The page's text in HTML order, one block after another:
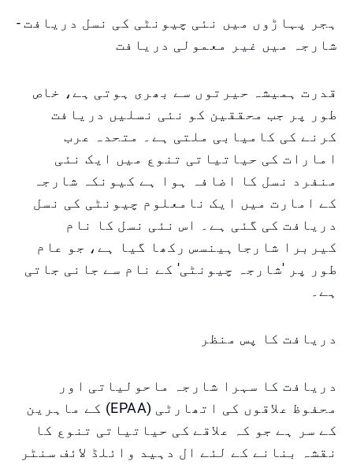
ہجر پہاڑوں میں نئی چیونٹی کی نسل دریافت -
شارجہ میں غیر معمولی دریافت
قدرت ہمیشہ حیرتوں سے بھری ہوتی ہے، خاص
طور پر جب محققین کو نئی نسلیں دریافت
کرنے کی کامیابی ملتی ہے۔ متحدہ عرب
امارات کی حیاتیاتی تنوع میں ایک نئی
منفرد نسل کا اضافہ ہوا ہے کیونکہ شارجہ
کے امارت میں ایک نامعلوم چیونٹی کی نسل
دریافت کی گئی ہے۔ اس نئی نسل کا نام
کیربرا شارجاہینسس رکھا گیا ہے، جو عام
طور پر 'شارجہ چیونٹی' کے نام سے جانی جاتی
ہے۔
دریافت کا پس منظر
دریافت کا سہرا شارجہ ماحولیاتی اور
محفوظ علاقوں کی اتھارٹی (EPAA) کے ماہرین
کے سر ہے جو کہ علاقے کی حیاتیاتی تنوع کا
نقشہ بنانے کے لئے ال دہید وائلڈ لائف سنٹر